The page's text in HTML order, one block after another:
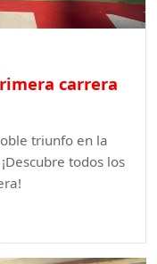
carrera
triunfo en la
todos los